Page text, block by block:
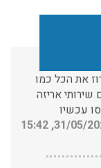
את הכל כמו
אריזה
עכשיו